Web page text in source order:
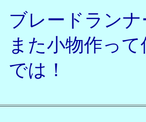
ブレードランナ
また小物作って
では！